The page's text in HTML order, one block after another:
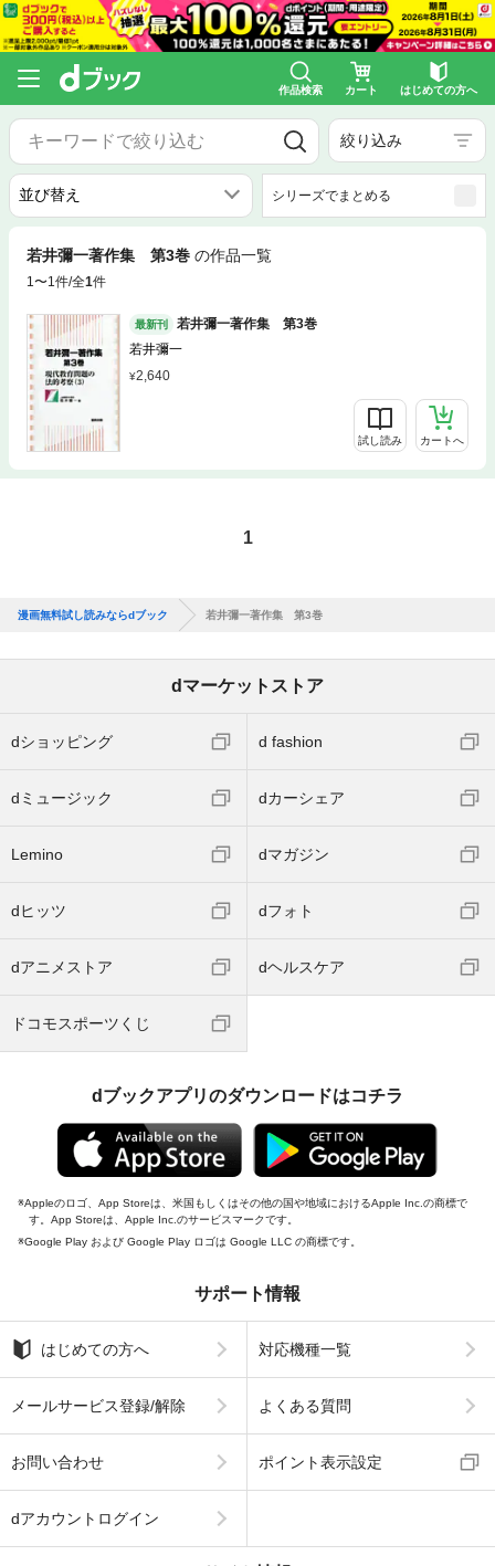
作品検索 カート はじめての方へ
絞り込み
シリーズでまとめる
若井彌一著作集 第3巻 の作品一覧
1〜1件/全1件
最新刊
若井彌一著作集 第3巻
若井彌一
2,640
試し読み カートへ
1
漫画無料試し読みならdブック 若井彌一著作集 第3巻
dマーケットストア
dショッピング d fashion
dミュージック dカーシェア
Lemino dマガジン
dヒッツ dフォト
dアニメストア dヘルスケア
ドコモスポーツくじ
dブックアプリのダウンロードはコチラ
Appleのロゴ、App Storeは、米国もしくはその他の国や地域におけるApple Inc.の商標で
す。App Storeは、Apple Inc.のサービスマークです。
Google Play および Google Play ロゴは Google LLC の商標です。
サポート情報
はじめての方へ 対応機種一覧
メールサービス登録/解除 よくある質問
お問い合わせ ポイント表示設定
dアカウントログイン